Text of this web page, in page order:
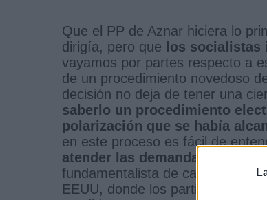
Que el PP de Aznar hiciera lo
dirigía, pero que los socialistas
vayamos por partes respecto a
de un procedimiento novedoso
decisión no deja de tener una
saberlo un procedimiento
polarización que se había
en este proceso es fácil de
atender las demandas de los
fundamentalista de cada
EEUU, donde los partidos no